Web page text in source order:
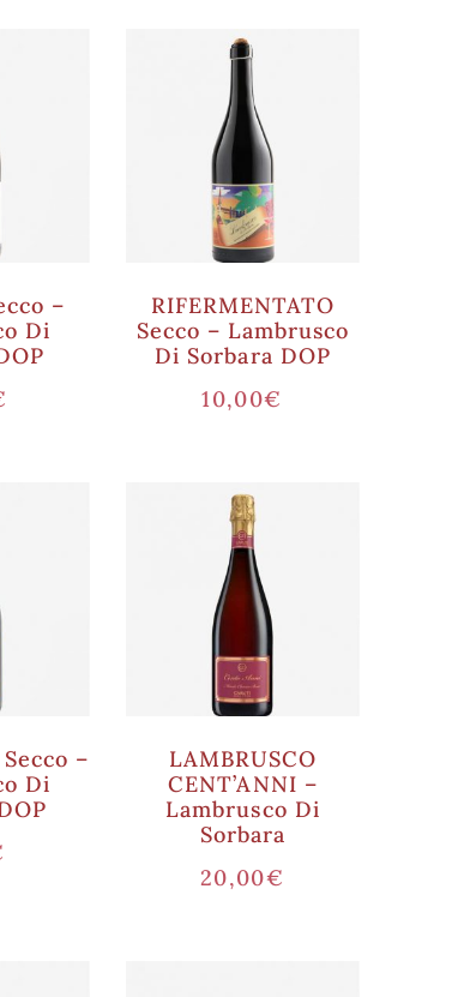
–
Di
RIFERMENTATO
Secco – Lambrusco
Di Sorbara DOP
10,00€
–
Di
LAMBRUSCO
CENT’ANNI –
Lambrusco Di
Sorbara
20,00€